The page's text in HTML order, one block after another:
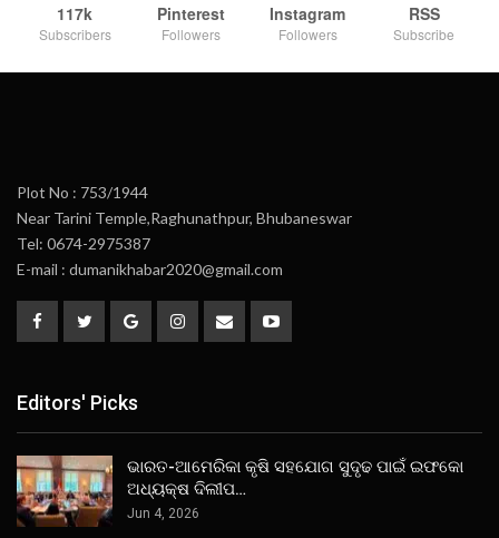
117k
Subscribers
Pinterest
Followers
Instagram
Followers
RSS
Subscribe
Plot No : 753/1944
Near Tarini Temple,Raghunathpur, Bhubaneswar
Tel: 0674-2975387
E-mail : dumanikhabar2020@gmail.com
Editors' Picks
ଭାରତ-ଆମେରିକା କୃଷି ସହଯୋଗ ସୁଦୃଢ ପାଇଁ ଇଫକୋ
ଅଧ୍ୟକ୍ଷ ଦିଲୀପ…
Jun 4, 2026